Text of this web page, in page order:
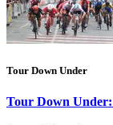
Tour Down Under
Tour Down